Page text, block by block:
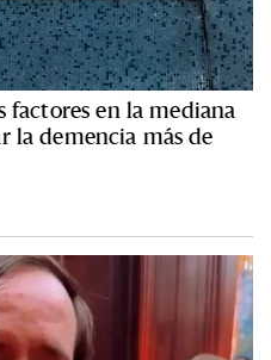
en la mediana
la demencia más de